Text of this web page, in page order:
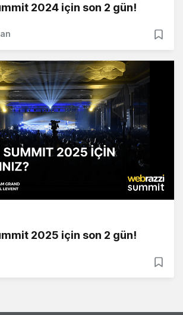
2024 için son 2 gün!
2025 için son 2 gün!